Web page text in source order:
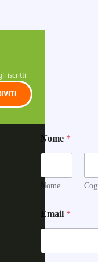
iscritti
Nome *
Nome
Email *